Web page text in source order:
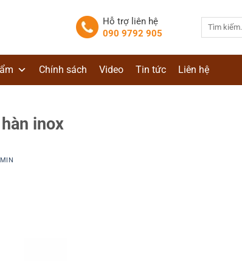
Hỗ trợ liên hệ
090 9792 905
Chính sách Video Tin tức Liên hệ
inox